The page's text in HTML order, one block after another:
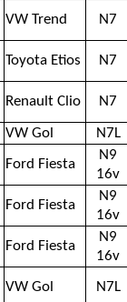
VW Trend N7
Toyota Etios N7
Renault Clio N7
VW Gol
N7L
Ford Fiesta
N9
16v
Ford Fiesta
N9
16v
Ford Fiesta
N9
16v
VW Gol N7L